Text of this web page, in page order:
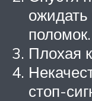
ожидать
поломок.
Плохая
стоп-